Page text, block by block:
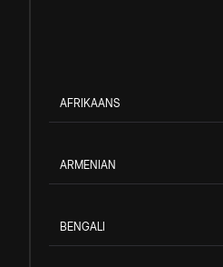
AFRIKAANS
ARMENIAN
BENGALI